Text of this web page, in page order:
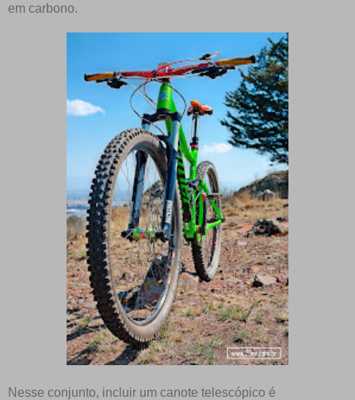
em carbono.
Nesse conjunto, incluir um canote telescópico é